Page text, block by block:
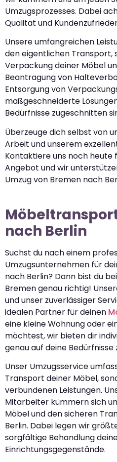
Umzugsprozesses. Dabei
Qualität und
Unsere umfangreichen
den eigentlichen Transport,
Verpackung deiner Möbel
Beantragung von
Entsorgung von
maßgeschneiderte
Bedürfnisse zugeschnitten
Überzeuge dich selbst von
Arbeit und unserem
Kontaktiere uns noch heute
Angebot und wir
Umzug von Bremen nach
nach Berlin
Suchst du nach einem
Umzugsunternehmen für
nach Berlin? Dann bist du
Bremen genau richtig!
und unser zuverlässiger
idealen Partner für deinen
eine kleine Wohnung oder
möchtest, wir bieten dir
genau auf deine
Unser Umzugsservice
Transport deiner Möbel,
verbundenen Leistungen.
Mitarbeiter kümmern sich
Möbel und den sicheren
Berlin. Dabei legen wir
sorgfältige Behandlung
Einrichtungsgegenstände.